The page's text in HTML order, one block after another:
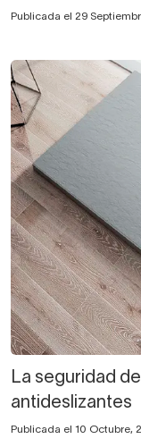
Publicada el 29
La seguridad
antideslizantes
Publicada el 10 Octubre,